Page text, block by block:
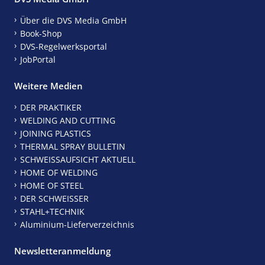
Über die DVS Media GmbH
Book-Shop
DVS-Regelwerksportal
JobPortal
Weitere Medien
DER PRAKTIKER
WELDING AND CUTTING
JOINING PLASTICS
THERMAL SPRAY BULLETIN
SCHWEISSAUFSICHT AKTUELL
HOME OF WELDING
HOME OF STEEL
DER SCHWEISSER
STAHL+TECHNIK
Aluminium-Lieferverzeichnis
Newsletteranmeldung